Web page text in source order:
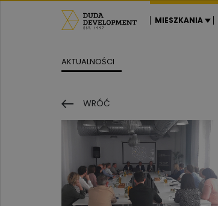
MIESZKANIA
AKTUALNOŚCI
WRÓĆ